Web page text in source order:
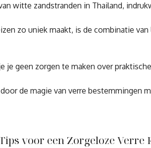
witte zandstranden in Thailand,
zo uniek maakt, is de combinatie
je geen zorgen te maken over
de magie van verre bestemmingen
voor een Zorgeloze Verre